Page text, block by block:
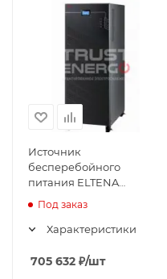
Источник
бесперебойного
питания ELTENA
Под заказ
Характеристики
705 632 ₽/шт